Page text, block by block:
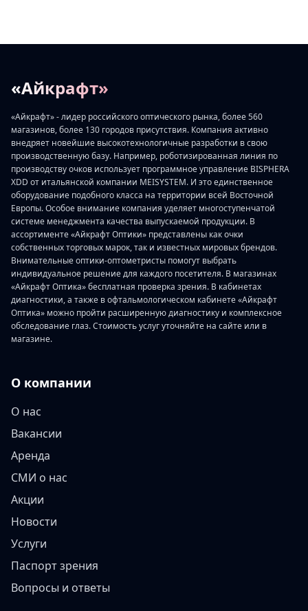
«Айкрафт»
«Айкрафт» - лидер российского оптического рынка, более 560
магазинов, более 130 городов присутствия. Компания активно
внедряет новейшие высокотехнологичные разработки в свою
производственную базу. Например, роботизированная линия по
производству очков использует программное управление BISPHERA
XDD от итальянской компании MEISYSTEM. И это единственное
оборудование подобного класса на территории всей Восточной
Европы. Особое внимание компания уделяет многоступенчатой
системе менеджмента качества выпускаемой продукции. В
ассортименте «Айкрафт Оптики» представлены как очки
собственных торговых марок, так и известных мировых брендов.
Внимательные оптики-оптометристы помогут выбрать
индивидуальное решение для каждого посетителя. В магазинах
«Айкрафт Оптика» бесплатная проверка зрения. В кабинетах
диагностики, а также в офтальмологическом кабинете «Айкрафт
Оптика» можно пройти расширенную диагностику и комплексное
обследование глаз. Стоимость услуг уточняйте на сайте или в
магазине.
О компании
О нас
Вакансии
Аренда
СМИ о нас
Акции
Новости
Услуги
Паспорт зрения
Вопросы и ответы